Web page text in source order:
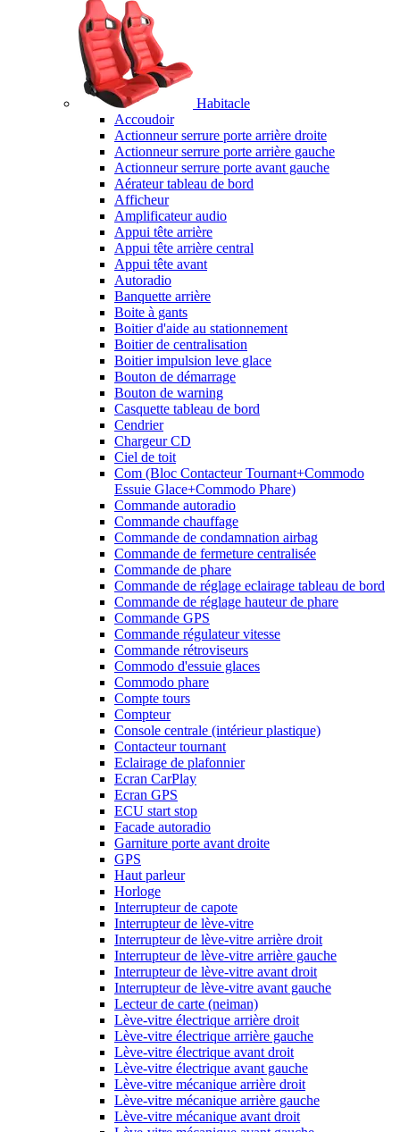
Habitacle
Accoudoir
Actionneur serrure porte arrière droite
Actionneur serrure porte arrière gauche
Actionneur serrure porte avant gauche
Aérateur tableau de bord
Afficheur
Amplificateur audio
Appui tête arrière
Appui tête arrière central
Appui tête avant
Autoradio
Banquette arrière
Boite à gants
Boitier d'aide au stationnement
Boitier de centralisation
Boitier impulsion leve glace
Bouton de démarrage
Bouton de warning
Casquette tableau de bord
Cendrier
Chargeur CD
Ciel de toit
Com (Bloc Contacteur Tournant+Commodo
Essuie Glace+Commodo Phare)
Commande autoradio
Commande chauffage
Commande de condamnation airbag
Commande de fermeture centralisée
Commande de phare
Commande de réglage eclairage tableau de bord
Commande de réglage hauteur de phare
Commande GPS
Commande régulateur vitesse
Commande rétroviseurs
Commodo d'essuie glaces
Commodo phare
Compte tours
Compteur
Console centrale (intérieur plastique)
Contacteur tournant
Eclairage de plafonnier
Ecran CarPlay
Ecran GPS
ECU start stop
Facade autoradio
Garniture porte avant droite
GPS
Haut parleur
Horloge
Interrupteur de capote
Interrupteur de lève-vitre
Interrupteur de lève-vitre arrière droit
Interrupteur de lève-vitre arrière gauche
Interrupteur de lève-vitre avant droit
Interrupteur de lève-vitre avant gauche
Lecteur de carte (neiman)
Lève-vitre électrique arrière droit
Lève-vitre électrique arrière gauche
Lève-vitre électrique avant droit
Lève-vitre électrique avant gauche
Lève-vitre mécanique arrière droit
Lève-vitre mécanique arrière gauche
Lève-vitre mécanique avant droit